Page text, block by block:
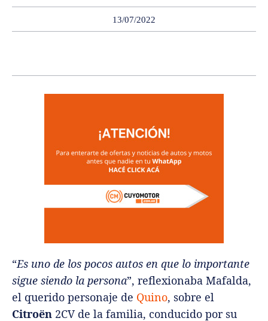
13/07/2022
“Es uno de los pocos autos en que lo importante
sigue siendo la persona”, reflexionaba Mafalda,
el querido personaje de Quino, sobre el
Citroën 2CV de la familia, conducido por su